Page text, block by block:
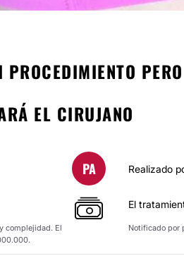
EL CIRUJANO
PA Realizado
complejidad. El
El
Notificado por